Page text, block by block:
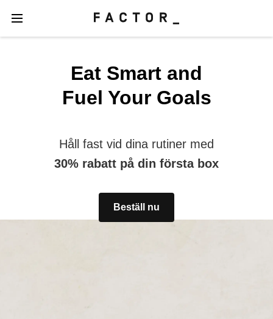
Eat Smart and
Fuel Your Goals
Håll fast vid dina rutiner med
30% rabatt på din första box
Beställ nu